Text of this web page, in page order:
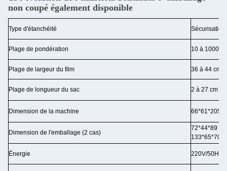
non coupé également disponible
Type d'étanchéité Sécurisation
Plage de pondération 10 à 1000 g
Plage de largeur du film 36 à 44 cm
Plage de longueur du sac 2 à 27 cm
Dimension de la machine 66*61*205
Dimension de l'emballage (2 cas)
72*44*89
133*65*70
Énergie 220V/50Hz